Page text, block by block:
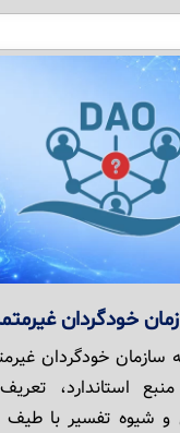
خودگردان
سازمان خودگردان
منبع استاندارد،
و شیوه تفسیر با طیف